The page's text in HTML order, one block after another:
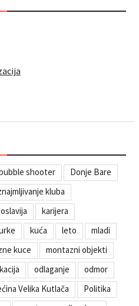
shooter
Donje Bare
kluba
karijera
kuća leto
mladi
kuce
montazni objekti
odlaganje
odmor
Velika Kutlača
Politika